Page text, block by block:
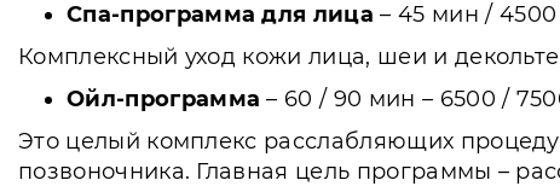
Спа-программа для лица – 45 мин / 4500
Комплексный уход кожи лица, шеи и
Ойл-программа – 60 / 90 мин – 6500 /
Это целый комплекс расслабляющих
позвоночника. Главная цель программы –